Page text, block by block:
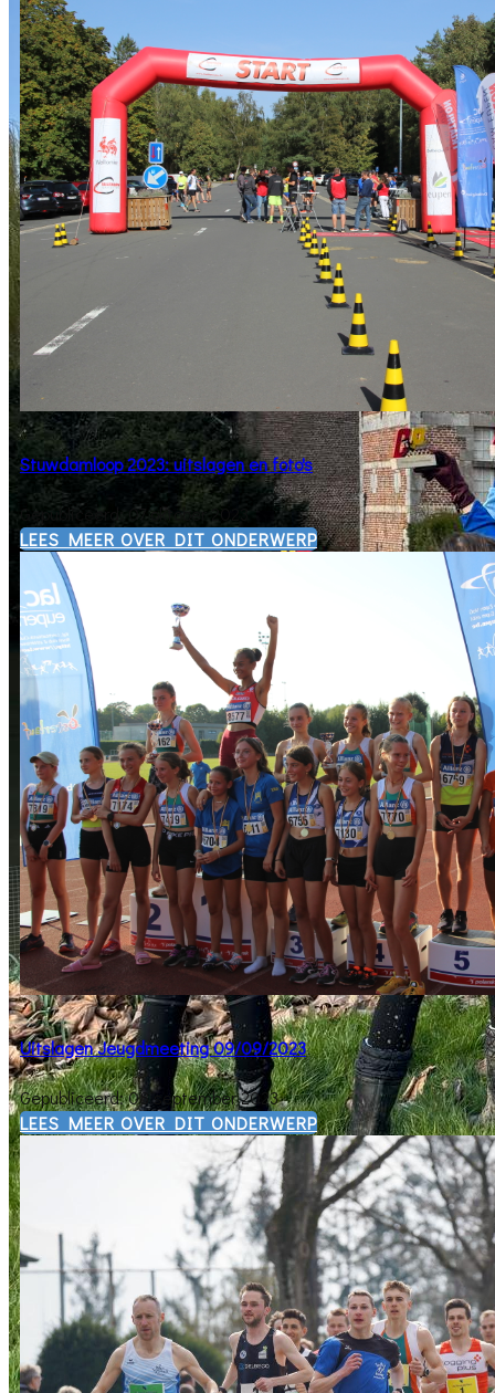
Stuwdamloop 2023: uitslagen en foto's
Gepubliceerd: 07 oktober 2023
​LEES MEER OVER DIT ONDERWERP
Uitslagen Jeugdmeeting 09/09/2023
Gepubliceerd: 08 september 2023
​LEES MEER OVER DIT ONDERWERP